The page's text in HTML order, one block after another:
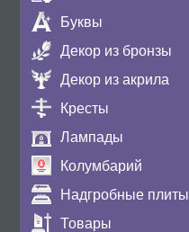
Буквы
Декор из бронзы
Декор из акрила
Кресты
Лампады
Колумбарий
Надгробные плиты
Товары